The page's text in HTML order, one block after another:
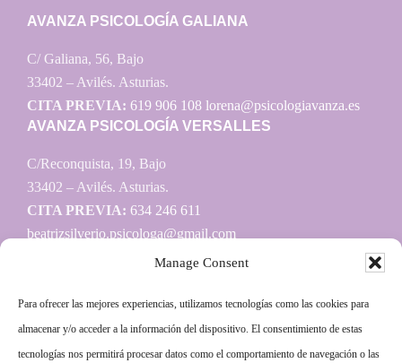
Manage Consent
Para ofrecer las mejores experiencias, utilizamos tecnologías como las cookies para
almacenar y/o acceder a la información del dispositivo. El consentimiento de estas
tecnologías nos permitirá procesar datos como el comportamiento de navegación o las
AVANZA PSICOLOGÍA GALIANA
C/ Galiana, 56, Bajo
33402 – Avilés. Asturias.
CITA PREVIA: 619 906 108 lorena@psicologiavanza.es
AVANZA PSICOLOGÍA VERSALLES
C/Reconquista, 19, Bajo
33402 – Avilés. Asturias.
CITA PREVIA: 634 246 611
beatrizsilverio.psicologa@gmail.com
Información